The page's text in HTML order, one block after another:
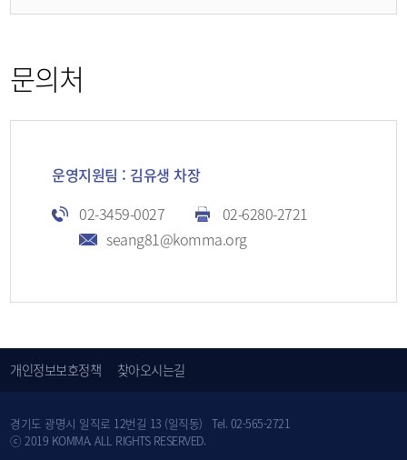
문의처
운영지원팀 : 김유생 차장
02-3459-0027
02-6280-2721
seang81@komma.org
개인정보보호정책 찾아오시는길
경기도 광명시 일직로 12번길 13 (일직동) Tel. 02-565-2721
ⓒ 2019 KOMMA. ALL RIGHTS RESERVED.